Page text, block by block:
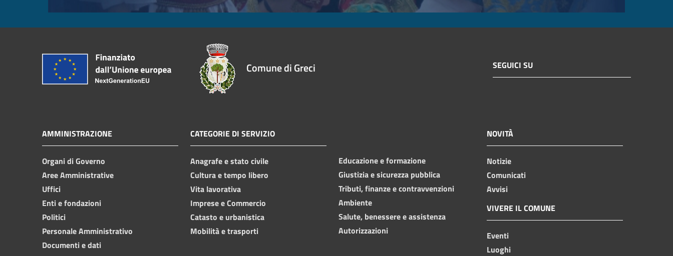
Comune di Greci SEGUICI SU
AMMINISTRAZIONE
Organi di Governo
Aree Amministrative
Uffici
Enti e fondazioni
Politici
Personale Amministrativo
Documenti e dati
CATEGORIE DI SERVIZIO
Anagrafe e stato civile
Cultura e tempo libero
Vita lavorativa
Imprese e Commercio
Catasto e urbanistica
Mobilità e trasporti
Educazione e formazione
Giustizia e sicurezza pubblica
Tributi, finanze e contravvenzioni
Ambiente
Salute, benessere e assistenza
Autorizzazioni
NOVITÀ
Notizie
Comunicati
Avvisi
VIVERE IL COMUNE
Eventi
Luoghi